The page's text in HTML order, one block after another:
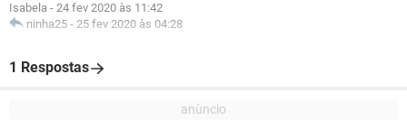
Isabela - 24 fev 2020 às 11:42
ninha25 - 25 fev 2020 às 04:28
1 Respostas